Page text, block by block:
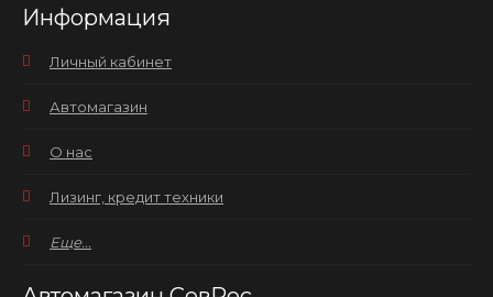
Информация
Личный кабинет
Автомагазин
О нас
Лизинг, кредит техники
Еще...